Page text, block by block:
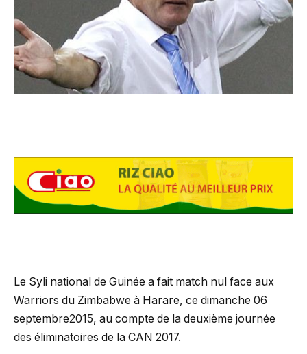
Le Syli national de Guinée a fait match nul face aux
Warriors du Zimbabwe à Harare, ce dimanche 06
septembre2015, au compte de la deuxième journée
des éliminatoires de la CAN 2017.